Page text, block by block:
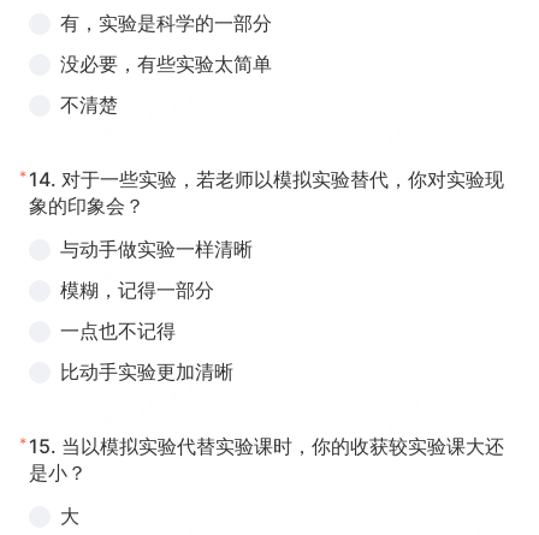
有，实验是科学的一部分
没必要，有些实验太简单
不清楚
* 14. 对于一些实验，若老师以模拟实验替代，你对实验现
象的印象会？
与动手做实验一样清晰
模糊，记得一部分
一点也不记得
比动手实验更加清晰
* 15. 当以模拟实验代替实验课时，你的收获较实验课大还
是小？
大